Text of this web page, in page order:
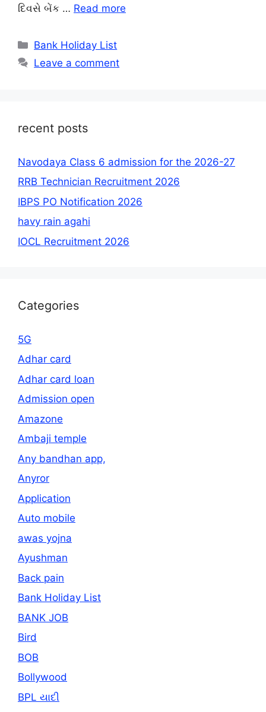
દિવસે બેંક … Read more
Categories
Bank Holiday List
Leave a comment
recent posts
Navodaya Class 6 admission for the 2026-27
RRB Technician Recruitment 2026
IBPS PO Notification 2026
havy rain agahi
IOCL Recruitment 2026
Categories
5G
Adhar card
Adhar card loan
Admission open
Amazone
Ambaji temple
Any bandhan app,
Anyror
Application
Auto mobile
awas yojna
Ayushman
Back pain
Bank Holiday List
BANK JOB
Bird
BOB
Bollywood
BPL યાદી